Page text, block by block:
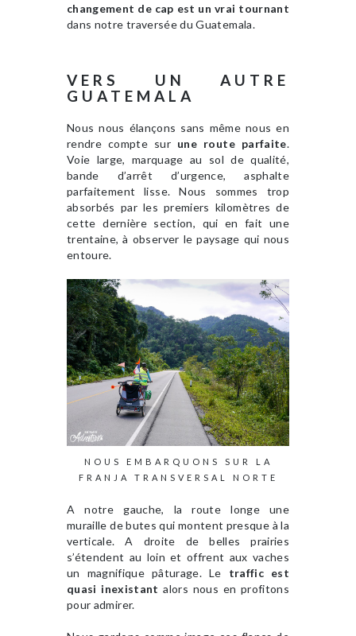
changement de cap est un vrai tournant
dans notre traversée du Guatemala.
VERS UN AUTRE
GUATEMALA
Nous nous élançons sans même nous en
rendre compte sur une route parfaite.
Voie large, marquage au sol de qualité,
bande d’arrêt d’urgence, asphalte
parfaitement lisse. Nous sommes trop
absorbés par les premiers kilomètres de
cette dernière section, qui en fait une
trentaine, à observer le paysage qui nous
entoure.
NOUS EMBARQUONS SUR LA
FRANJA TRANSVERSAL NORTE
A notre gauche, la route longe une
muraille de butes qui montent presque à la
verticale. A droite de belles prairies
s’étendent au loin et offrent aux vaches
un magnifique pâturage. Le traffic est
quasi inexistant alors nous en profitons
pour admirer.